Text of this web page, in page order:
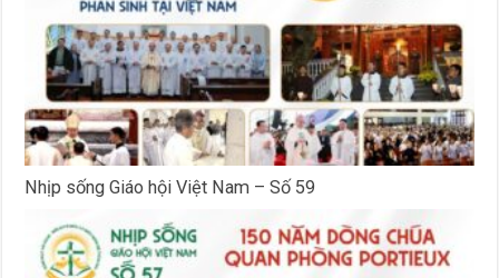
Nhịp sống Giáo hội Việt Nam – Số 59